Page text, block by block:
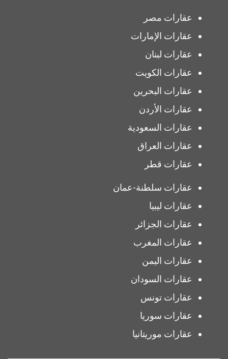
عقارات مصر
عقارات الإمارات
عقارات لبنان
عقارات الكويت
عقارات البحرين
عقارات الأردن
عقارات السعودية
عقارات العراق
عقارات قطر
عقارات سلطنة-عمان
عقارات ليبيا
عقارات الجزائر
عقارات المغرب
عقارات اليمن
عقارات السودان
عقارات تونس
عقارات سوريا
عقارات موريتانيا